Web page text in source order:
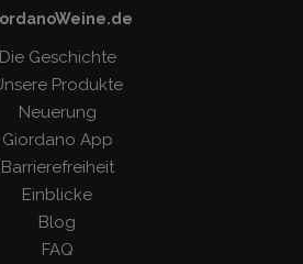
Die Geschichte
Produkte
Neuerung
Giordano App
Barrierefreiheit
Einblicke
Blog
FAQ